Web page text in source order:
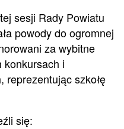
sesji Rady Powiatu
powody do ogromnej
za wybitne
konkursach i
reprezentując szkołę
się: